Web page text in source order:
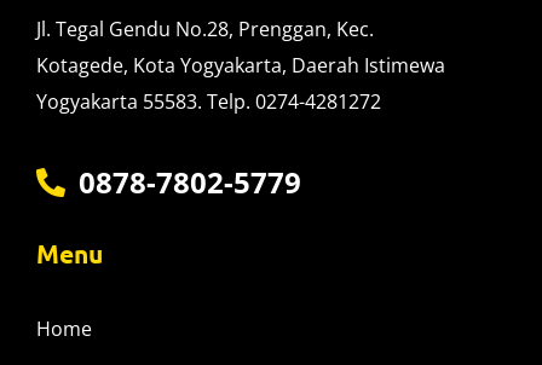
Jl. Tegal Gendu No.28, Prenggan, Kec.
Kotagede, Kota Yogyakarta, Daerah Istimewa
Yogyakarta 55583. Telp. 0274-4281272
0878-7802-5779
Menu
Home